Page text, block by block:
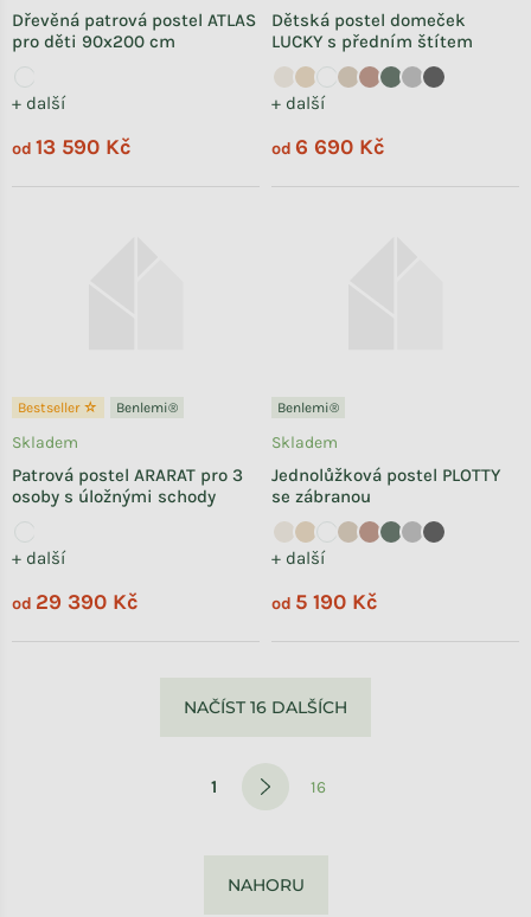
Dřevěná patrová postel ATLAS
pro děti 90x200 cm
+ další
od 13 590 Kč
Dětská postel domeček
LUCKY s předním štítem
+ další
od 6 690 Kč
Bestseller ☆ Benlemi®
Patrová postel ARARAT pro 3
osoby s úložnými schody
+ další
Skladem
od 29 390 Kč
Benlemi®
Jednolůžková postel PLOTTY
se zábranou
+ další
Skladem
od 5 190 Kč
NAČÍST 16 DALŠÍCH
1 16
NAHORU